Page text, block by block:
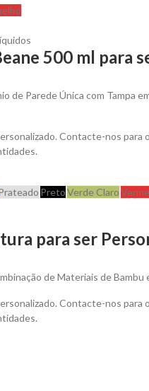
500 ml para
de Parede Única com Tampa
Contacte-nos para
PretoVerde Claro
para ser
de Materiais de Bambu
Contacte-nos para